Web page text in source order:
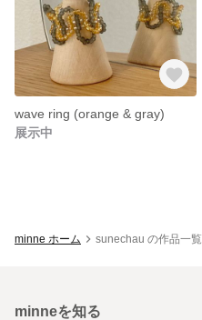
wave ring (orange & gray)
展示中
minne ホーム sunechau の作品一覧
minneを知る